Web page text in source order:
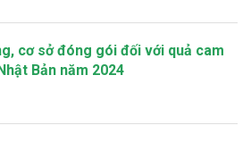
cơ sở đóng gói đối với quả cam
Bản năm 2024